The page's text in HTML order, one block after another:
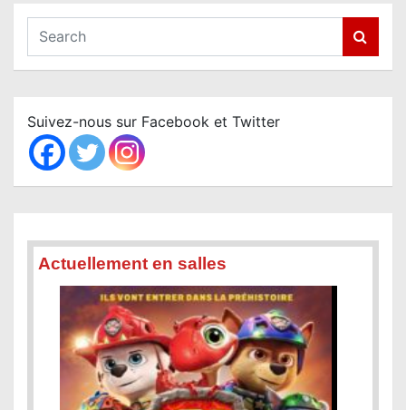
a
c
h
Suivez-nous sur Facebook et Twitter
Actuellement en salles